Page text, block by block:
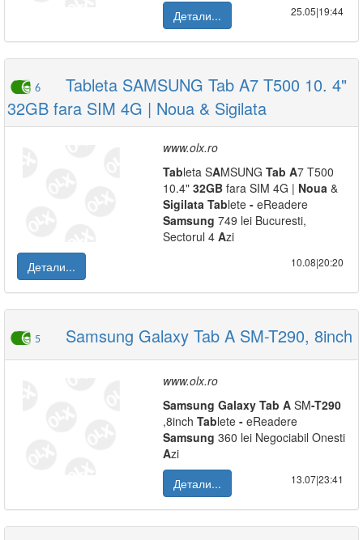
Детали...
25.05|19:44
6
Tableta SAMSUNG Tab A7 T500 10. 4"
32GB fara SIM 4G | Noua & Sigilata
www.olx.ro
Tableta SAMSUNG Tab A7 T500
10.4" 32GB fara SIM 4G | Noua &
Sigilata Tablete - eReadere
Samsung 749 lei Bucuresti,
Sectorul 4 Azi
Детали...
10.08|20:20
5 Samsung Galaxy Tab A SM-T290, 8inch
www.olx.ro
Samsung Galaxy Tab A SM-T290
,8inch Tablete - eReadere
Samsung 360 lei Negociabil Onesti
Azi
Детали...
13.07|23:41